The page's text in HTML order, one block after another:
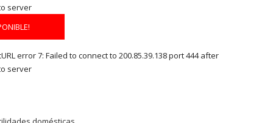
server
error 7: Failed to connect to 200.85.39.138 port 444 after
server